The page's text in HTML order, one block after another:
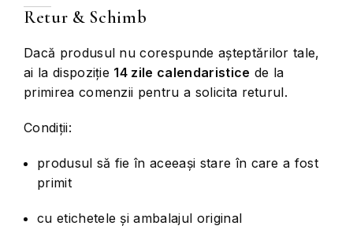
Retur & Schimb
Dacă produsul nu corespunde așteptărilor tale,
ai la dispoziție 14 zile calendaristice de la
primirea comenzii pentru a solicita returul.
Condiții:
produsul să fie în aceeași stare în care a fost
primit
cu etichetele și ambalajul original